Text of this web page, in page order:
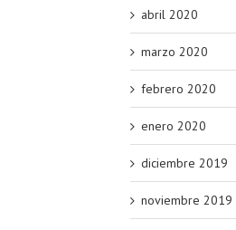
abril 2020
marzo 2020
febrero 2020
enero 2020
diciembre 2019
noviembre 2019